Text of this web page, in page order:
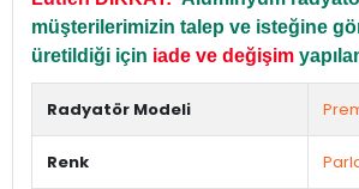
müşterilerimizin talep ve isteğine
üretildiği için iade ve değişim
Radyatör Modeli
Renk